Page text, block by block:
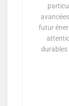
futur
durables